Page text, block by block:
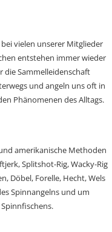
vielen unserer Mitglieder
entstehen immer wieder
die Sammelleidenschaft
und angeln uns oft in
Phänomenen des Alltags.
amerikanische Methoden
Splitshot-Rig, Wacky-Rig
Döbel, Forelle, Hecht, Wels
Spinnangelns und um